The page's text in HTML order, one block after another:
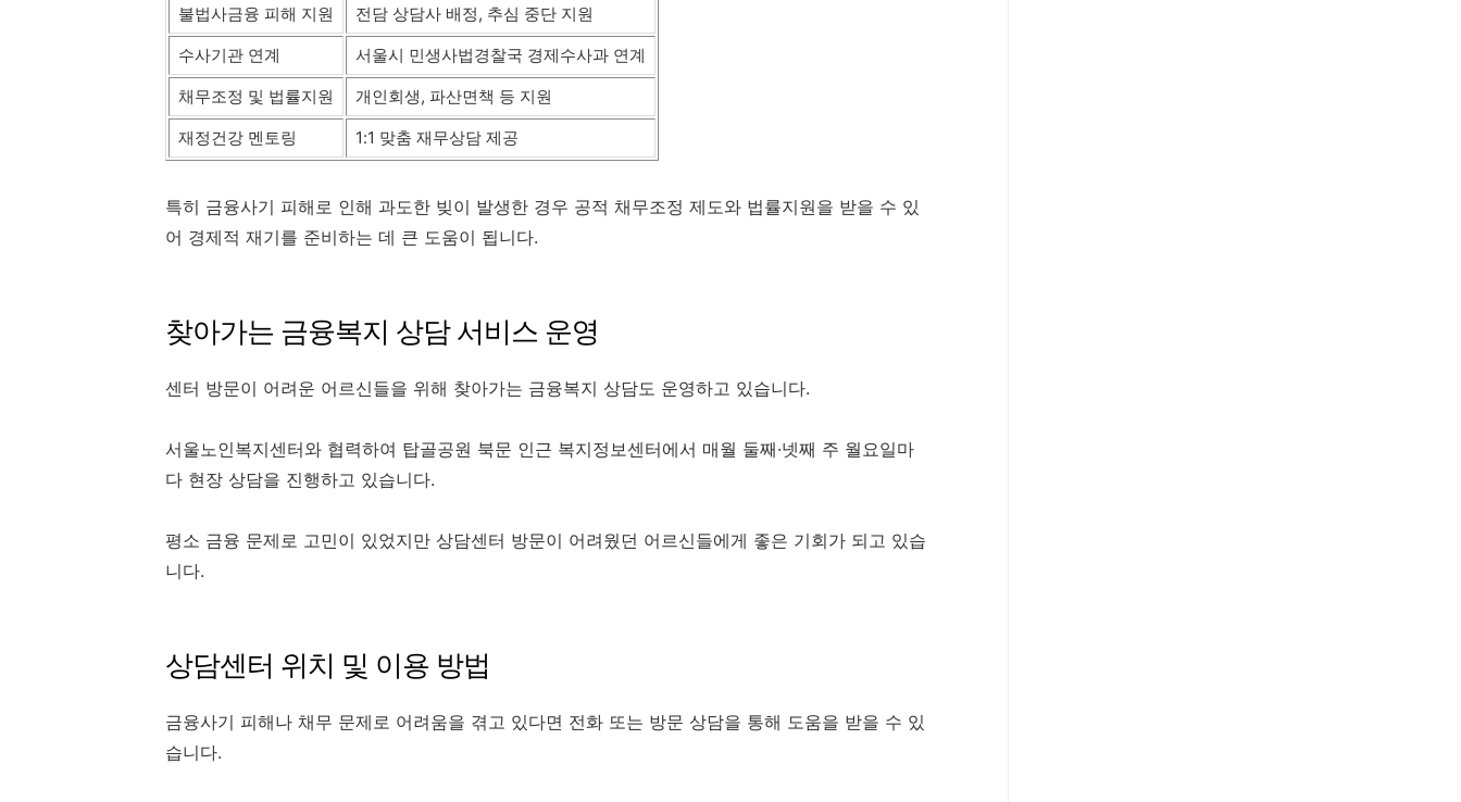
불법사금융 피해 지원
전담 상담사 배정, 추심 중단 지원
수사기관 연계
서울시 민생사법경찰국 경제수사과 연계
채무조정 및 법률지원
개인회생, 파산면책 등 지원
재정건강 멘토링
1:1 맞춤 재무상담 제공
특히 금융사기 피해로 인해 과도한 빚이 발생한 경우 공적 채무조정 제도와 법률지원을 받을 수 있
어 경제적 재기를 준비하는 데 큰 도움이 됩니다.
찾아가는 금융복지 상담 서비스 운영
센터 방문이 어려운 어르신들을 위해 찾아가는 금융복지 상담도 운영하고 있습니다.
서울노인복지센터와 협력하여 탑골공원 북문 인근 복지정보센터에서 매월 둘째·넷째 주 월요일마
다 현장 상담을 진행하고 있습니다.
평소 금융 문제로 고민이 있었지만 상담센터 방문이 어려웠던 어르신들에게 좋은 기회가 되고 있습
니다.
상담센터 위치 및 이용 방법
금융사기 피해나 채무 문제로 어려움을 겪고 있다면 전화 또는 방문 상담을 통해 도움을 받을 수 있
습니다.